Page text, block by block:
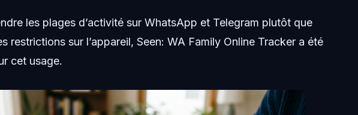
les plages d’activité sur WhatsApp et Telegram plutôt que
restrictions sur l’appareil, Seen: WA Family Online Tracker a été
cet usage.